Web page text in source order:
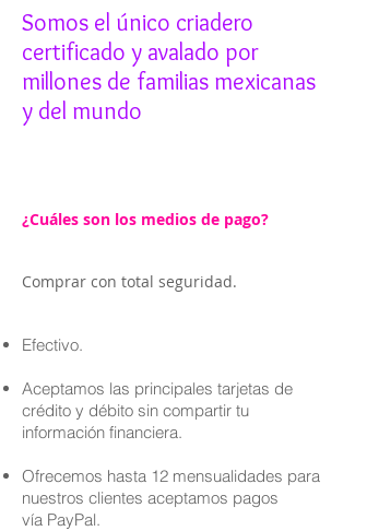
Somos el único criadero
certificado y avalado por
millones de familias mexicanas
y del mundo
¿Cuáles son los medios de pago?
Comprar con total seguridad.
Efectivo.
Aceptamos las principales tarjetas de
crédito y débito sin compartir tu
información financiera.
Ofrecemos hasta 12 mensualidades para
nuestros clientes aceptamos pagos
vía PayPal.